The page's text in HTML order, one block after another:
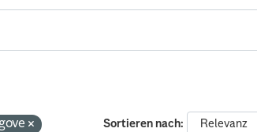
Sortieren nach